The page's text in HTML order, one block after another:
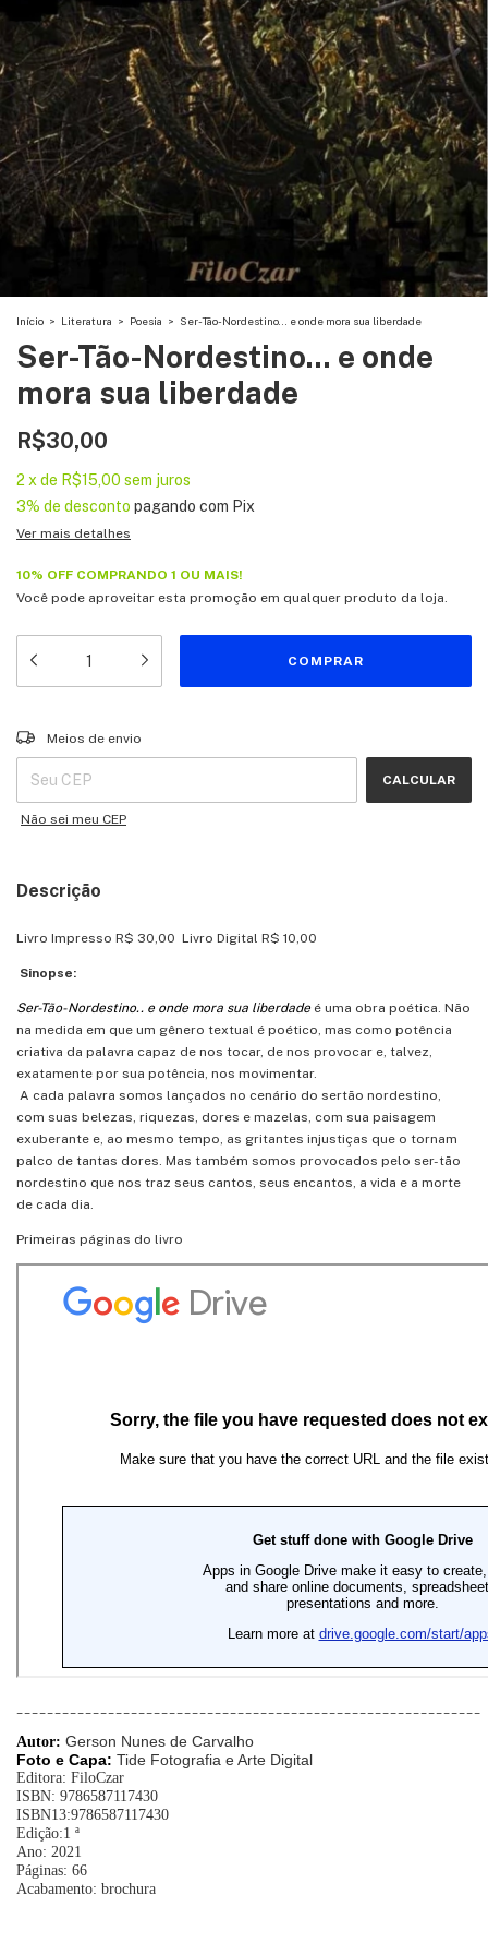
Início > Literatura > Poesia > Ser-Tão-Nordestino... e onde mora sua liberdade
Ser-Tão-Nordestino... e onde
mora sua liberdade
R$30,00
2 x de R$15,00 sem juros
3% de desconto pagando com Pix
Ver mais detalhes
10% OFF COMPRANDO 1 OU MAIS!
Você pode aproveitar esta promoção em qualquer produto da loja.
Entregas para o CEP:
Meios de envio
CALCULAR
Não sei meu CEP
Descrição
Livro Impresso R$ 30,00 Livro Digital R$ 10,00
Sinopse:
Ser-Tão-Nordestino.. e onde mora sua liberdade é uma obra poética. Não
na medida em que um gênero textual é poético, mas como potência
criativa da palavra capaz de nos tocar, de nos provocar e, talvez,
exatamente por sua potência, nos movimentar.
A cada palavra somos lançados no cenário do sertão nordestino,
com suas belezas, riquezas, dores e mazelas, com sua paisagem
exuberante e, ao mesmo tempo, as gritantes injustiças que o tornam
palco de tantas dores. Mas também somos provocados pelo ser-tão
nordestino que nos traz seus cantos, seus encantos, a vida e a morte
de cada dia.
Primeiras páginas do livro
Autor: Gerson Nunes de Carvalho
Foto e Capa: Tide Fotografia e Arte Digital
Editora: FiloCzar
ISBN: 9786587117430
ISBN13:9786587117430
Edição:1 ª
Ano: 2021
Páginas: 66
Acabamento: brochura